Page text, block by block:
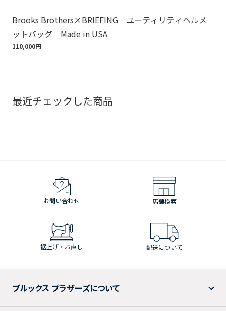
Brooks Brothers×BRIEFING ユーティリティヘルメ
ットバッグ Made in USA
110,000円
最近チェックした商品
お問い合わせ 店舗検索
裾上げ・お直し 配送について
ブルックス ブラザーズについて